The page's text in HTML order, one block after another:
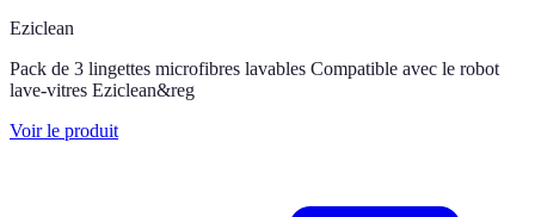
Eziclean
Pack de 3 lingettes microfibres lavables Compatible avec le robot
lave-vitres Eziclean&reg
Voir le produit